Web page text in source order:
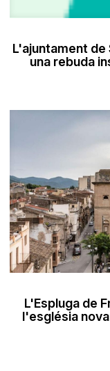
L'ajuntament
una rebuda
L'Espluga de
l'església